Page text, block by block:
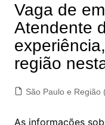
Vaga de
Atendente
região
São Paulo e Região
As informações